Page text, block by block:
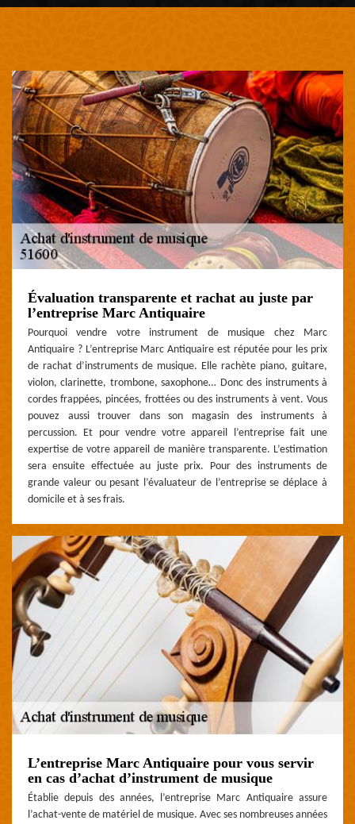
Évaluation transparente et rachat au juste par
l’entreprise Marc Antiquaire
Pourquoi vendre votre instrument de musique chez Marc
Antiquaire ? L’entreprise Marc Antiquaire est réputée pour les prix
de rachat d’instruments de musique. Elle rachète piano, guitare,
violon, clarinette, trombone, saxophone… Donc des instruments à
cordes frappées, pincées, frottées ou des instruments à vent. Vous
pouvez aussi trouver dans son magasin des instruments à
percussion. Et pour vendre votre appareil l’entreprise fait une
expertise de votre appareil de manière transparente. L’estimation
sera ensuite effectuée au juste prix. Pour des instruments de
grande valeur ou pesant l’évaluateur de l’entreprise se déplace à
domicile et à ses frais.
L’entreprise Marc Antiquaire pour vous servir
en cas d’achat d’instrument de musique
Établie depuis des années, l’entreprise Marc Antiquaire assure
l’achat-vente de matériel de musique. Avec ses nombreuses années